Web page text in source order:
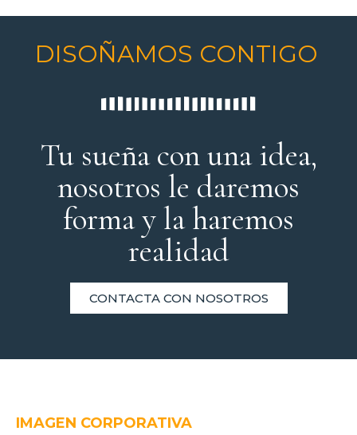
DISOÑAMOS CONTIGO
Tu sueña con una idea,
nosotros le daremos
forma y la haremos
realidad
CONTACTA CON NOSOTROS
IMAGEN CORPORATIVA